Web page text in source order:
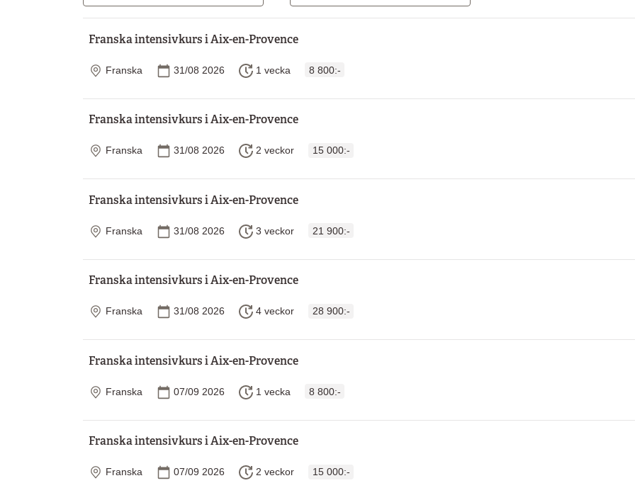
Franska intensivkurs i Aix-en-Provence
Plats
Franska Startdatum
31/08 2026 Längd
1 vecka 8 800:-
Franska intensivkurs i Aix-en-Provence
Plats
Franska Startdatum
31/08 2026 Längd
2 veckor 15 000:-
Franska intensivkurs i Aix-en-Provence
Plats
Franska Startdatum
31/08 2026 Längd
3 veckor 21 900:-
Franska intensivkurs i Aix-en-Provence
Plats
Franska Startdatum
31/08 2026 Längd
4 veckor 28 900:-
Franska intensivkurs i Aix-en-Provence
Plats
Franska Startdatum
07/09 2026 Längd
1 vecka 8 800:-
Franska intensivkurs i Aix-en-Provence
Plats
Franska Startdatum
07/09 2026 Längd
2 veckor 15 000:-